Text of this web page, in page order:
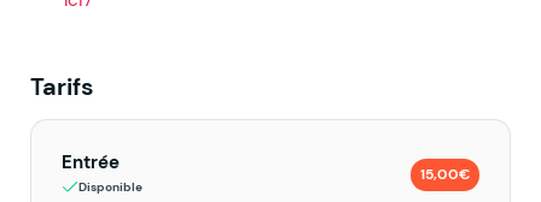
Tarifs
Entrée
Disponible
15,00€